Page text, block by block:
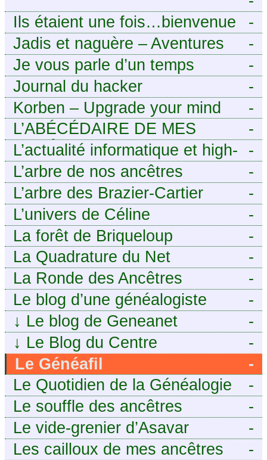
https://
-
Ils étaient une fois…bienvenue
chez mes ancêtres. – Une
histoire tourangelle, mais pas
seulement.
-
Jadis et naguère – Aventures
généalogiques de l’Atlantique
aux contreforts des Alpes
-
Je vous parle d’un temps
-
Journal du hacker
-
Korben – Upgrade your mind
-
L’ABÉCÉDAIRE DE MES
ANCÊTRES – Tout ce que
j’aurais aimé savoir sur ma
famille mais n’ai jamais osé
demander
-
L’actualité informatique et high-
tech pour décideurs IT.
-
L’arbre de nos ancêtres
-
L’arbre des Brazier-Cartier
-
L’univers de Céline
-
La forêt de Briqueloup
-
La Quadrature du Net
-
La Ronde des Ancêtres
-
Le blog d’une généalogiste
-
↓ Le blog de Geneanet
-
↓ Le Blog du Centre
Généalogique de Touraine -
-
Le Généafil
-
Le Quotidien de la Généalogie
-
Le souffle des ancêtres
-
Le vide-grenier d’Asavar
-
Les cailloux de mes ancêtres